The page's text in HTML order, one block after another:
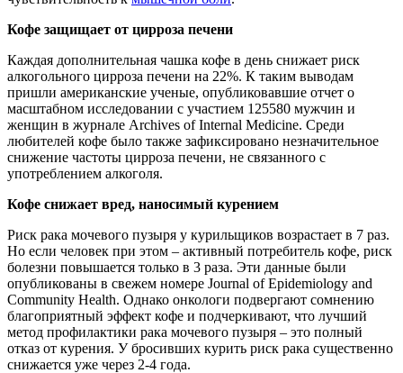
Кофе защищает от цирроза печени
Каждая дополнительная чашка кофе в день снижает риск
алкогольного цирроза печени на 22%. К таким выводам
пришли американские ученые, опубликовавшие отчет о
масштабном исследовании с участием 125580 мужчин и
женщин в журнале Archives of Internal Medicine. Среди
любителей кофе было также зафиксировано незначительное
снижение частоты цирроза печени, не связанного с
употреблением алкоголя.
Кофе снижает вред, наносимый курением
Риск рака мочевого пузыря у курильщиков возрастает в 7 раз.
Но если человек при этом – активный потребитель кофе, риск
болезни повышается только в 3 раза. Эти данные были
опубликованы в свежем номере Journal of Epidemiology and
Community Health. Однако онкологи подвергают сомнению
благоприятный эффект кофе и подчеркивают, что лучший
метод профилактики рака мочевого пузыря – это полный
отказ от курения. У бросивших курить риск рака существенно
снижается уже через 2-4 года.